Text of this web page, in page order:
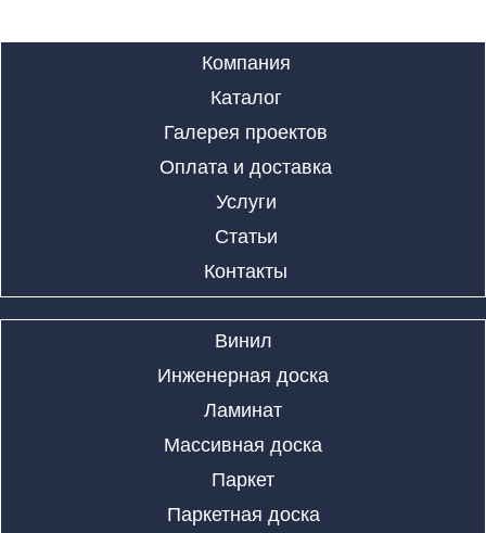
Компания
Каталог
Галерея проектов
Оплата и доставка
Услуги
Статьи
Контакты
Винил
Инженерная доска
Ламинат
Массивная доска
Паркет
Паркетная доска